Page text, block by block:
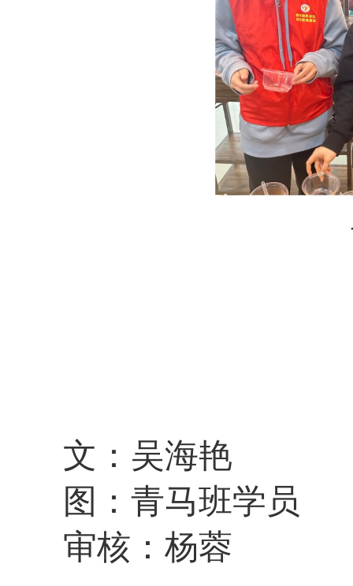
文：吴海艳
图：青马班学员
审核：杨蓉